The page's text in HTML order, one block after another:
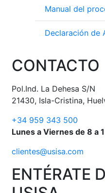
Manual del
Declaración de
CONTACTO
Pol.Ind. La Dehesa S/N
21430, Isla-Cristina,
+34 959 343 500
Lunes a Viernes de 8 a
clientes@usisa.com
ENTÉRATE